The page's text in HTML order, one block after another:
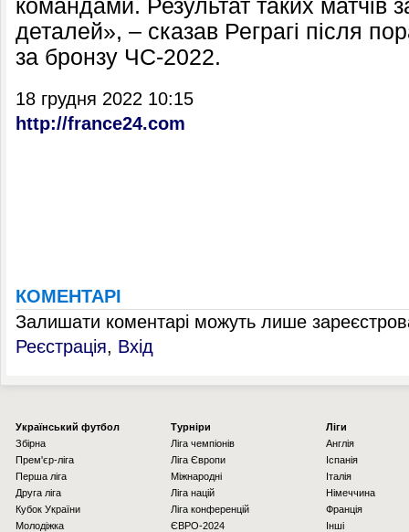
командами. Результат таких матчів
деталей», – сказав Реграгі після
за бронзу ЧС-2022.
18 грудня 2022 10:15
http://france24.com
КОМЕНТАРІ
Залишати коментарі можуть лише
Реєстрація, Вхід
Українcький футбол
Збірна
Прем'єр-ліга
Перша ліга
Друга ліга
Кубок України
Молодіжка
Турніри
Ліга чемпіонів
Ліга Європи
Міжнародні
Ліга націй
Ліга конференцій
ЄВРО-2024
Ліги
Англія
Іспанія
Італія
Німеччина
Франція
Інші